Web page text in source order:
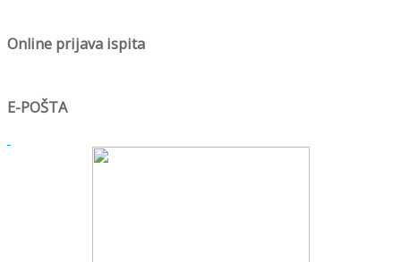
Online prijava ispita
E-POŠTA